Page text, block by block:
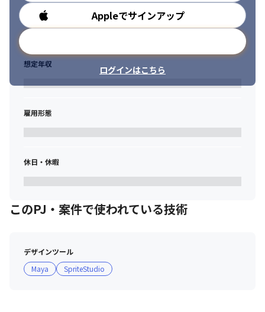
Appleでサインアップ
ログインはこちら
勤務時間
想定年収
雇用形態
休日・休暇
このPJ・案件で使われている技術
デザインツール
Maya
SpriteStudio